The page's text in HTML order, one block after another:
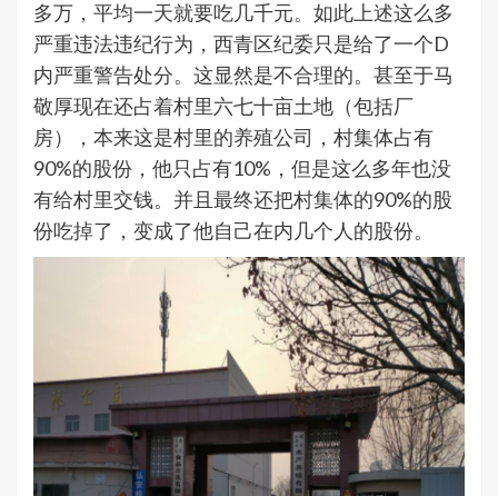
多万，平均一天就要吃几千元。如此上述这么多
严重违法违纪行为，西青区纪委只是给了一个D
内严重警告处分。这显然是不合理的。甚至于马
敬厚现在还占着村里六七十亩土地（包括厂
房），本来这是村里的养殖公司，村集体占有
90%的股份，他只占有10%，但是这么多年也没
有给村里交钱。并且最终还把村集体的90%的股
份吃掉了，变成了他自己在内几个人的股份。